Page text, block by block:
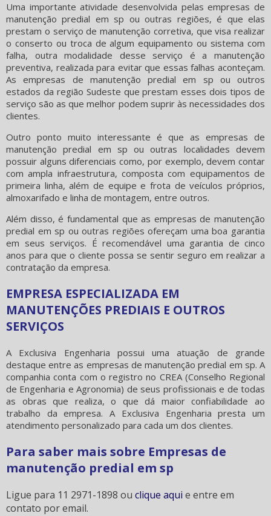
Uma importante atividade desenvolvida pelasempresas de
manutenção predial em sp ou outras regiões, é que elas
prestam o serviço de manutenção corretiva, que visa realizar
o conserto ou troca de algum equipamento ou sistema com
falha, outra modalidade desse serviço é a manutenção
preventiva, realizada para evitar que essas falhas aconteçam.
Asempresas de manutenção predial em sp ou outros
estados da região Sudeste que prestam esses dois tipos de
serviço são as que melhor podem suprir às necessidades dos
clientes.
Outro ponto muito interessante é que as empresas de
manutenção predial em sp ou outras localidades devem
possuir alguns diferenciais como, por exemplo, devem contar
com ampla infraestrutura, composta com equipamentos de
primeira linha, além de equipe e frota de veículos próprios,
almoxarifado e linha de montagem, entre outros.
Além disso, é fundamental que as empresas de manutenção
predial em sp ou outras regiões ofereçam uma boa garantia
em seus serviços. É recomendável uma garantia de cinco
anos para que o cliente possa se sentir seguro em realizar a
contratação da empresa.
EMPRESA ESPECIALIZADA EM
MANUTENÇÕES PREDIAIS E OUTROS
SERVIÇOS
A Exclusiva Engenharia possui uma atuação de grande
destaque entre as empresas de manutenção predial em sp. A
companhia conta com o registro no CREA (Conselho Regional
de Engenharia e Agronomia) de seus profissionais e de todas
as obras que realiza, o que dá maior confiabilidade ao
trabalho da empresa. A Exclusiva Engenharia presta um
atendimento personalizado para cada um dos clientes.
Para saber mais sobre Empresas de
manutenção predial em sp
Ligue para 11 2971-1898 ou clique aqui e entre em
contato por email.